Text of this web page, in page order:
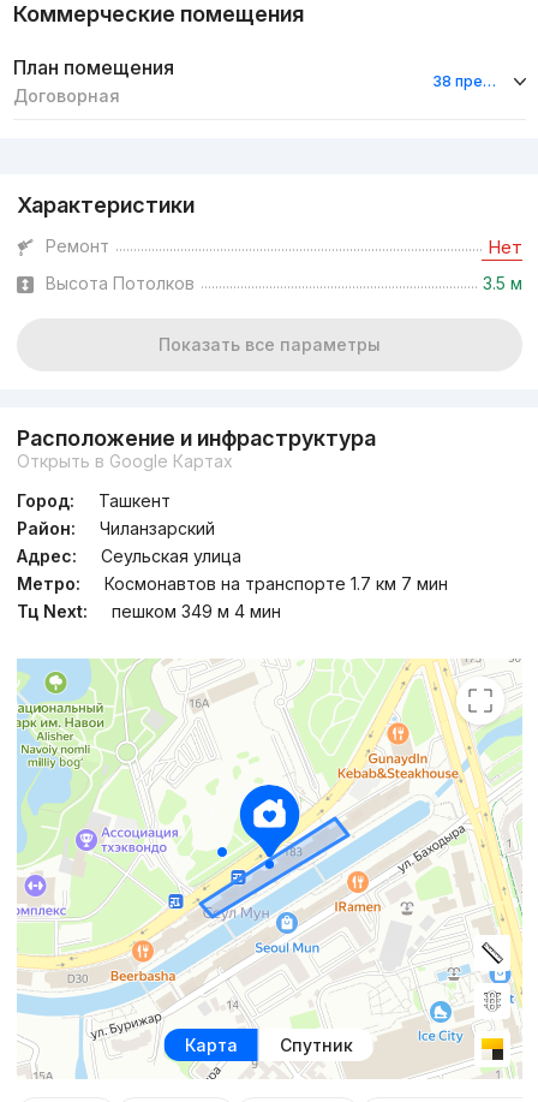
Коммерческие помещения
План помещения
Договорная
38 предложений
Характеристики
Ремонт Нет
Высота Потолков 3.5 м
Показать все параметры
Расположение и инфраструктура
Открыть в Google Картах
Город:
Ташкент
Район:
Чиланзарский
Адрес:
Сеульская улица
Метро:
Космонавтов на транспорте 1.7 км 7 мин
Тц Next:
пешком 349 м 4 мин
Карта Спутник